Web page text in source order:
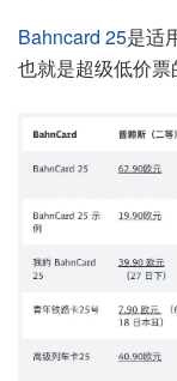
Bahncard 25是适
也就是超级低价票